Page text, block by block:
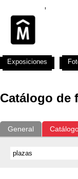
Catálogo de
General
Exposiciones